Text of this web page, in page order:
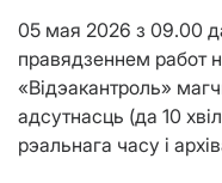
05 мая 2026 з 09.00
правядзеннем работ
«Відэакантроль»
адсутнасць (да 10
рэальнага часу і